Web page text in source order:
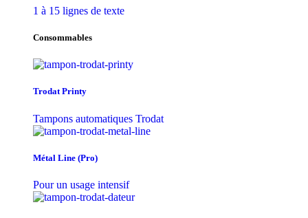
1 à 15 lignes de texte
Consommables
Trodat Printy
Tampons automatiques Trodat
Métal Line (Pro)
Pour un usage intensif